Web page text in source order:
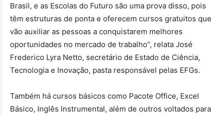
Brasil, e as Escolas do Futuro são uma prova disso, pois
têm estruturas de ponta e oferecem cursos gratuitos que
vão auxiliar as pessoas a conquistarem melhores
oportunidades no mercado de trabalho”, relata José
Frederico Lyra Netto, secretário de Estado de Ciência,
Tecnologia e Inovação, pasta responsável pelas EFGs.
Também há cursos básicos como Pacote Office, Excel
Básico, Inglês Instrumental, além de outros voltados para